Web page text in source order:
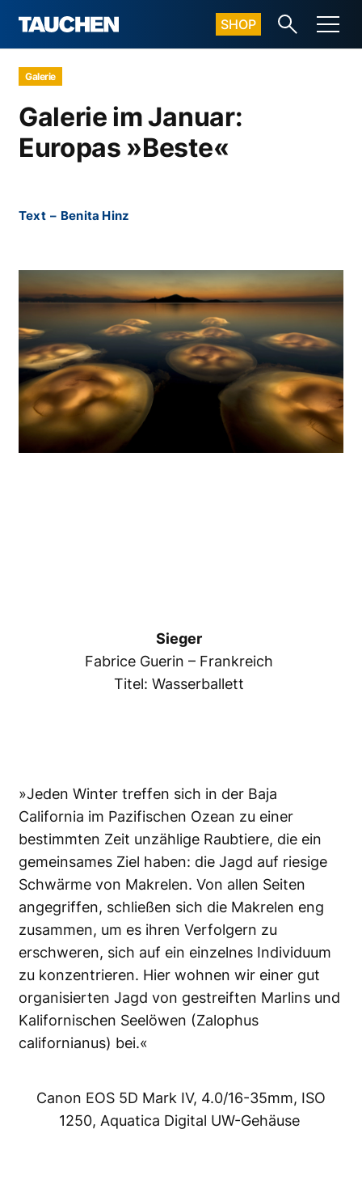
SHOP
Galerie
Galerie im Januar:
Europas »Beste«
Text – Benita Hinz
Sieger
Fabrice Guerin – Frankreich
Titel: Wasserballett
»Jeden Winter treffen sich in der Baja
California im Pazifischen Ozean zu einer
bestimmten Zeit unzählige Raubtiere, die ein
gemeinsames Ziel haben: die Jagd auf riesige
Schwärme von Makrelen. Von allen Seiten
angegriffen, schließen sich die Makrelen eng
zusammen, um es ihren Verfolgern zu
erschweren, sich auf ein einzelnes Individuum
zu konzentrieren. Hier wohnen wir einer gut
organisierten Jagd von gestreiften Marlins und
Kalifornischen Seelöwen (Zalophus
californianus) bei.«
Canon EOS 5D Mark IV, 4.0/16-35mm, ISO
1250, Aquatica Digital UW-Gehäuse